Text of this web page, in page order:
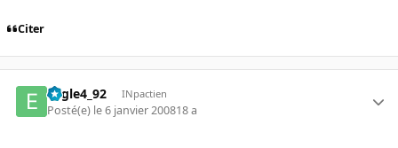
Citer
Eagle4_92 INpactien
Posté(e) le 6 janvier 200818 a